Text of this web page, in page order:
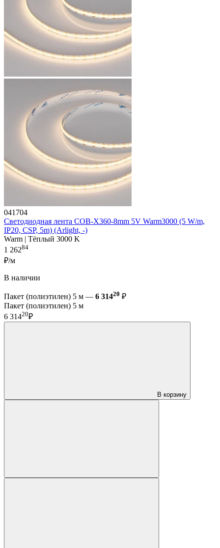
041704
Светодиодная лента COB-X360-8mm 5V Warm3000 (5 W/m,
IP20, CSP, 5m) (Arlight, -)
Warm | Тёплый 3000 K
1 26284
₽/м
В наличии
Пакет (полиэтилен) 5 м — 6 31420 ₽
Пакет (полиэтилен) 5 м
6 31420₽
В корзину